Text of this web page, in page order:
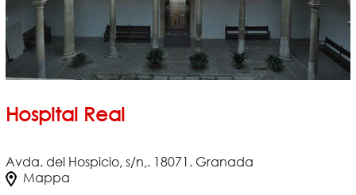
Hospital Real
Avda. del Hospicio, s/n,. 18071. Granada
Mappa